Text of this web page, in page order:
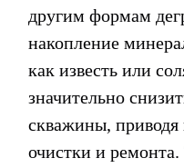
другим формам
накопление
как известь или
значительно
скважины, приводя
очистки и